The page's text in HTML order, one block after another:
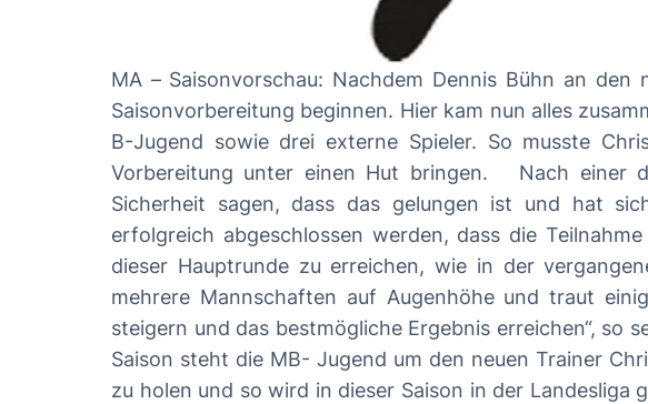
MA – Saisonvorschau: Nachdem Dennis Bühn an den neuen Trainer Christian Ellmers übergeben hat, konnte dieser direkt mit der
Saisonvorbereitung beginnen. Hier kam nun alles
B-Jugend sowie drei externe Spieler. So musste
Vorbereitung unter einen Hut bringen. Nach einer durchgängigen Vorbereitungsphase mit Ausdauer und Taktik kann man mit
Sicherheit sagen, dass das gelungen ist und hat
erfolgreich abgeschlossen werden, dass die
dieser Hauptrunde zu erreichen, wie in der
mehrere Mannschaften auf Augenhöhe und traut
steigern und das bestmögliche Ergebnis erreichen“, so seine Vorgabe. (Ingo Schmidt)
Saison steht die MB- Jugend um den neuen Trainer
zu holen und so wird in dieser Saison in der Landesliga gespielt. Viele Leistungsträger haben die Mannschaft nach der